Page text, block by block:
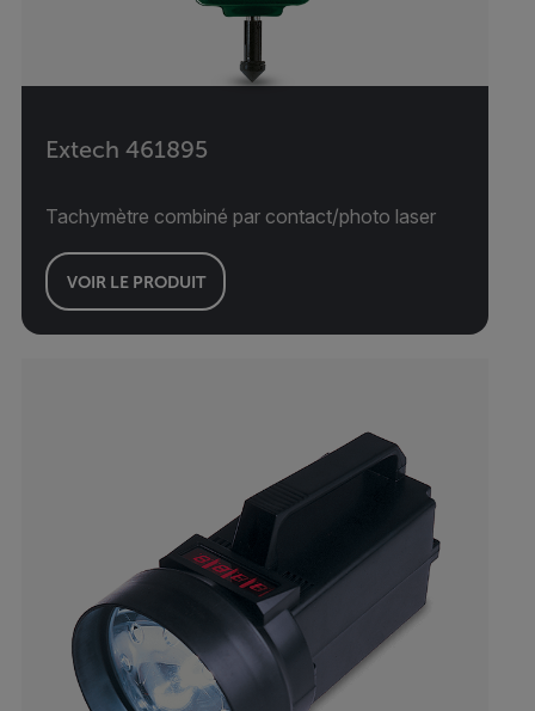
Extech 461895
Tachymètre combiné par contact/photo laser
VOIR LE PRODUIT